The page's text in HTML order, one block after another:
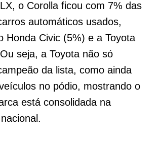
o Corolla ficou com 7% das
automáticos usados,
Honda Civic (5%) e a Toyota
seja, a Toyota não só
da lista, como ainda
no pódio, mostrando o
está consolidada na